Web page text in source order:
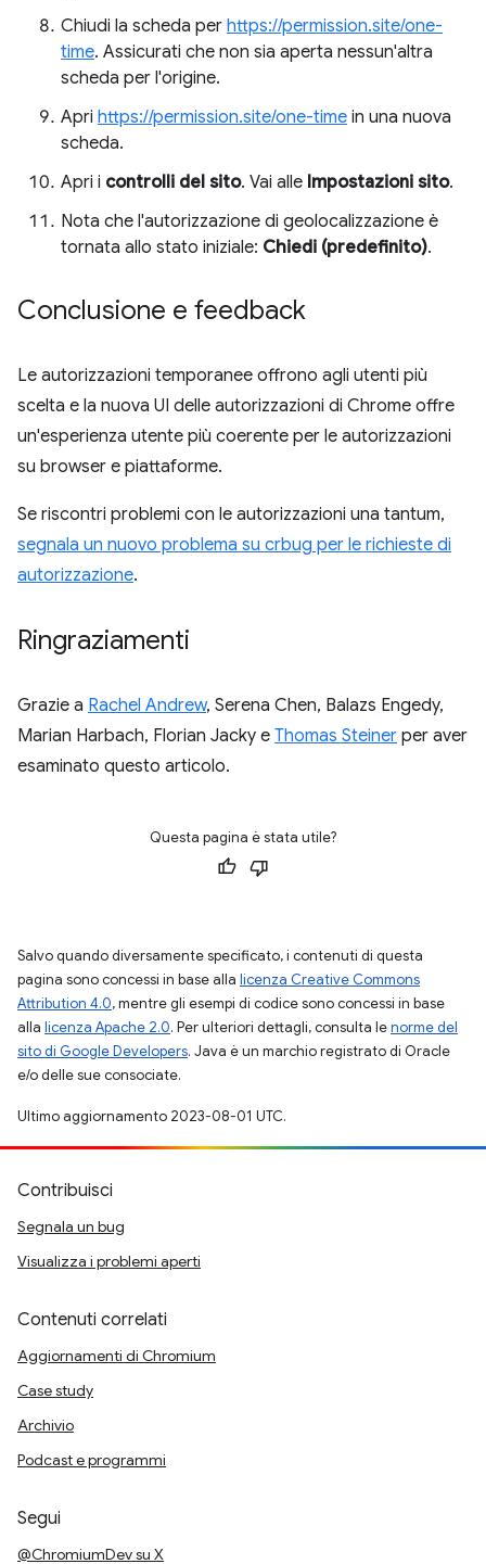
Chiudi la scheda per https://permission.site/one-
time. Assicurati che non sia aperta nessun'altra
scheda per l'origine.
Apri https://permission.site/one-time in una nuova
scheda.
Apri i controlli del sito. Vai alle Impostazioni sito.
Nota che l'autorizzazione di geolocalizzazione è
tornata allo stato iniziale: Chiedi (predefinito).
Conclusione e feedback
Le autorizzazioni temporanee offrono agli utenti più
scelta e la nuova UI delle autorizzazioni di Chrome offre
un'esperienza utente più coerente per le autorizzazioni
su browser e piattaforme.
Se riscontri problemi con le autorizzazioni una tantum,
segnala un nuovo problema su crbug per le richieste di
autorizzazione.
Ringraziamenti
Grazie a Rachel Andrew, Serena Chen, Balazs Engedy,
Marian Harbach, Florian Jacky e Thomas Steiner per aver
esaminato questo articolo.
Questa pagina è stata utile?
Salvo quando diversamente specificato, i contenuti di questa
pagina sono concessi in base alla licenza Creative Commons
Attribution 4.0, mentre gli esempi di codice sono concessi in base
alla licenza Apache 2.0. Per ulteriori dettagli, consulta lenorme del
sito di Google Developers. Java è un marchio registrato di Oracle
e/o delle sue consociate.
Ultimo aggiornamento 2023-08-01 UTC.
Contribuisci
Segnala un bug
Visualizza i problemi aperti
Contenuti correlati
Aggiornamenti di Chromium
Case study
Archivio
Podcast e programmi
Segui
@ChromiumDev su X